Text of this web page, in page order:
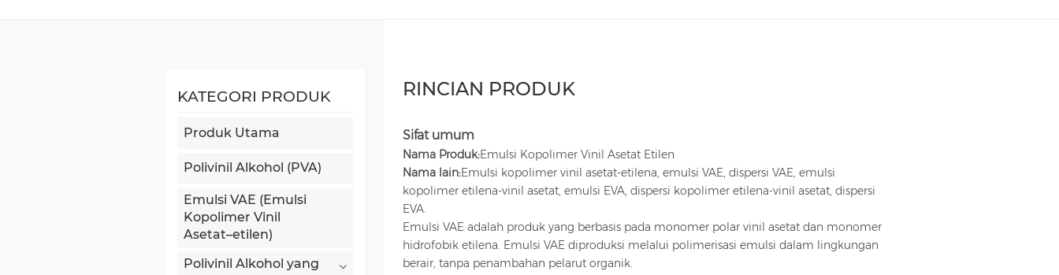
KATEGORI PRODUK
Produk Utama
Polivinil Alkohol (PVA)
Emulsi VAE (Emulsi
Kopolimer Vinil
Asetat–etilen)
Polivinil Alkohol yang
RINCIAN PRODUK
Sifat umum
Nama Produk:Emulsi Kopolimer Vinil Asetat Etilen
Nama lain:Emulsi kopolimer vinil asetat-etilena, emulsi VAE, dispersi VAE, emulsi
kopolimer etilena-vinil asetat, emulsi EVA, dispersi kopolimer etilena-vinil asetat, dispersi
EVA.
Emulsi VAE adalah produk yang berbasis pada monomer polar vinil asetat dan monomer
hidrofobik etilena. Emulsi VAE diproduksi melalui polimerisasi emulsi dalam lingkungan
berair, tanpa penambahan pelarut organik.